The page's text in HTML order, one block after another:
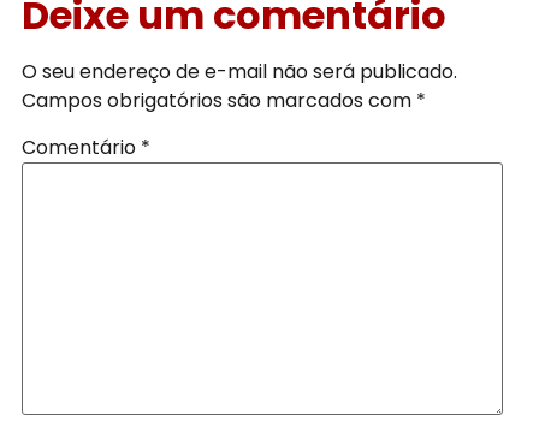
Deixe um comentário
O seu endereço de e-mail não será publicado.
Campos obrigatórios são marcados com *
Comentário *